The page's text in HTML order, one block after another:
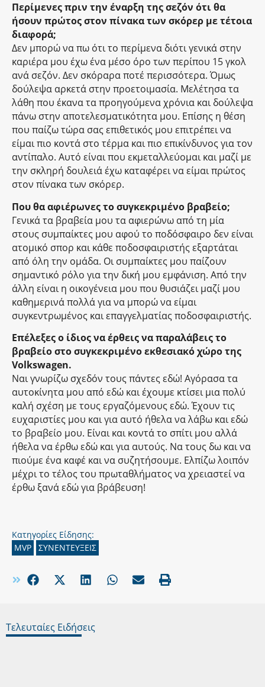
Περίμενες πριν την έναρξη της σεζόν ότι θα
ήσουν πρώτος στον πίνακα των σκόρερ με τέτοια
διαφορά;
Δεν μπορώ να πω ότι το περίμενα διότι γενικά στην
καριέρα μου έχω ένα μέσο όρο των περίπου 15 γκολ
ανά σεζόν. Δεν σκόραρα ποτέ περισσότερα. Όμως
δούλεψα αρκετά στην προετοιμασία. Μελέτησα τα
λάθη που έκανα τα προηγούμενα χρόνια και δούλεψα
πάνω στην αποτελεσματικότητα μου. Επίσης η θέση
που παίζω τώρα σας επιθετικός μου επιτρέπει να
είμαι πιο κοντά στο τέρμα και πιο επικίνδυνος για τον
αντίπαλο. Αυτό είναι που εκμεταλλεύομαι και μαζί με
την σκληρή δουλειά έχω καταφέρει να είμαι πρώτος
στον πίνακα των σκόρερ.
Που θα αφιέρωνες το συγκεκριμένο βραβείο;
Γενικά τα βραβεία μου τα αφιερώνω από τη μία
στους συμπαίκτες μου αφού το ποδόσφαιρο δεν είναι
ατομικό σπορ και κάθε ποδοσφαιριστής εξαρτάται
από όλη την ομάδα. Οι συμπαίκτες μου παίζουν
σημαντικό ρόλο για την δική μου εμφάνιση. Από την
άλλη είναι η οικογένεια μου που θυσιάζει μαζί μου
καθημερινά πολλά για να μπορώ να είμαι
συγκεντρωμένος και επαγγελματίας ποδοσφαιριστής.
Επέλεξες ο ίδιος να έρθεις να παραλάβεις το
βραβείο στο συγκεκριμένο εκθεσιακό χώρο της
Volkswagen.
Ναι γνωρίζω σχεδόν τους πάντες εδώ! Αγόρασα τα
αυτοκίνητα μου από εδώ και έχουμε κτίσει μια πολύ
καλή σχέση με τους εργαζόμενους εδώ. Έχουν τις
ευχαριστίες μου και για αυτό ήθελα να λάβω και εδώ
το βραβείο μου. Είναι και κοντά το σπίτι μου αλλά
ήθελα να έρθω εδώ και για αυτούς. Να τους δω και να
πιούμε ένα καφέ και να συζητήσουμε. Ελπίζω λοιπόν
μέχρι το τέλος του πρωταθλήματος να χρειαστεί να
έρθω ξανά εδώ για βράβευση!
Κατηγορίες Είδησης:
MVP
ΣΥΝΕΝΤΕΥΞΕΙΣ
Τελευταίες Ειδήσεις